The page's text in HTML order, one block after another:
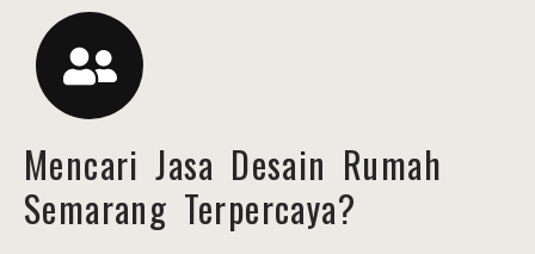
Mencari Jasa Desain Rumah
Semarang Terpercaya?